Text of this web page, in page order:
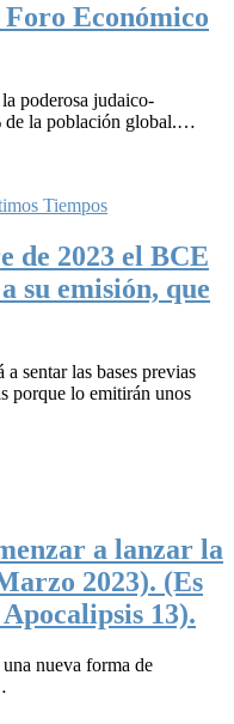
Económico
poderosa judaico-
de la población global.…
Tiempos
de 2023 el BCE
su emisión, que
sentar las bases previas
porque lo emitirán unos
a lanzar la
2023). (Es
13).
nueva forma de